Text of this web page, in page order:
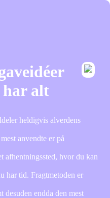
alt
heldigvis alverdens
anvendte er på
afhentningssted, hvor du kan
har tid. Fragtmetoden er
desuden endda den mest